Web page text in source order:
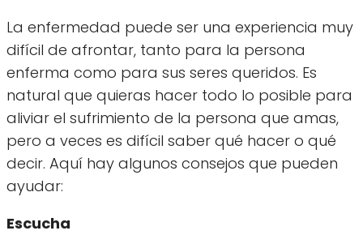
La enfermedad puede ser una experiencia muy
difícil de afrontar, tanto para la persona
enferma como para sus seres queridos. Es
natural que quieras hacer todo lo posible para
aliviar el sufrimiento de la persona que amas,
pero a veces es difícil saber qué hacer o qué
decir. Aquí hay algunos consejos que pueden
ayudar:
Escucha